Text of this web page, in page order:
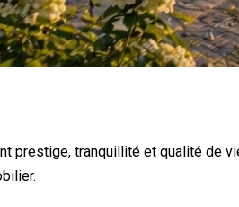
prestige, tranquillité et qualité de